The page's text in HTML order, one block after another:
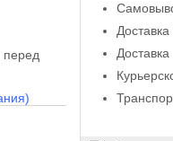
перед